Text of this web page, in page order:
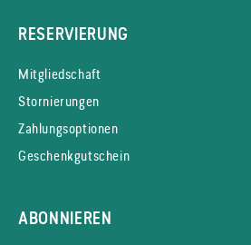
RESERVIERUNG
Mitgliedschaft
Stornierungen
Zahlungsoptionen
Geschenkgutschein
ABONNIEREN